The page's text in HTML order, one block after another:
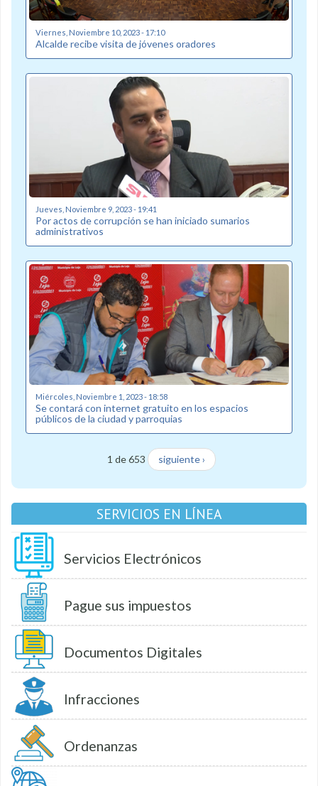
Viernes, Noviembre 10, 2023 - 17:10
Alcalde recibe visita de jóvenes oradores
Jueves, Noviembre 9, 2023 - 19:41
Por actos de corrupción se han iniciado sumarios
administrativos
Miércoles, Noviembre 1, 2023 - 18:58
Se contará con internet gratuito en los espacios
públicos de la ciudad y parroquias
1 de 653 siguiente ›
SERVICIOS EN LÍNEA
Servicios Electrónicos
Pague sus impuestos
Documentos Digitales
Infracciones
Ordenanzas